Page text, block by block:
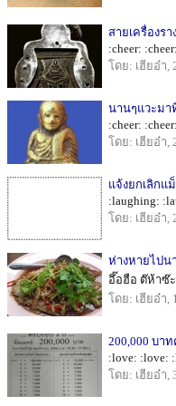
สายเครื่องรา
:cheer:
โดย: เฮียอ๋า,
นานๆแวะมา
:cheer:
โดย: เฮียอ๋า,
แจ้งยกเลิกแ
:laughing:
โดย: เฮียอ๋า,
ห่างหายไปน
อึ๊อฮือ ต๊ห้าซ๊ะ
โดย: เฮียอ๋า,
200,000 บา
:love: :love:
โดย: เฮียอ๋า,